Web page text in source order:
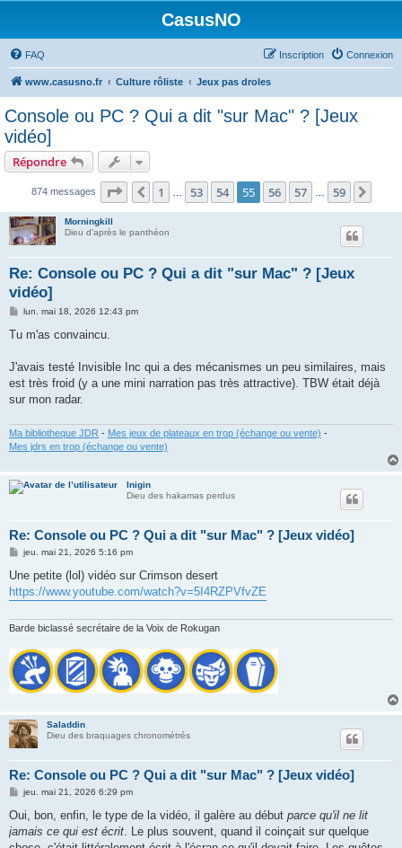
CasusNO
FAQ Connexion
Inscription
www.casusno.fr Culture rôliste Jeux pas droles
Console ou PC ? Qui a dit "sur Mac" ? [Jeux
vidéo]
Répondre
874 messages Page 55 sur 59
Précédent
1 53 54 55 56 57 59
Morningkill
Dieu d'après le panthéon
Re: Console ou PC ? Qui a dit "sur Mac" ? [Jeux
vidéo]
M
s
g
lun. mai 18, 2026 12:43 pm
Tu m'as convaincu.
J'avais testé Invisible Inc qui a des mécanismes un peu similaires, mais
est très froid (y a une mini narration pas très attractive). TBW était déjà
sur mon radar.
Ma bibliotheque JDR - Mes jeux de plateaux en trop (échange ou vente) -
Mes jdrs en trop (échange ou vente)
Inigin
Dieu des hakamas perdus
Re: Console ou PC ? Qui a dit "sur Mac" ? [Jeux vidéo]
M
s
a
jeu. mai 21, 2026 5:16 pm
Une petite (lol) vidéo sur Crimson desert
https://www.youtube.com/watch?v=5I4RZPVfvZE
Barde biclassé secrétaire de la Voix de Rokugan
Saladdin
Dieu des braquages chronométrés
Re: Console ou PC ? Qui a dit "sur Mac" ? [Jeux vidéo]
M
s
a
g
jeu. mai 21, 2026 6:29 pm
Oui, bon, enfin, le type de la vidéo, il galère au début parce qu'il ne lit
jamais ce qui est écrit. Le plus souvent, quand il coinçait sur quelque